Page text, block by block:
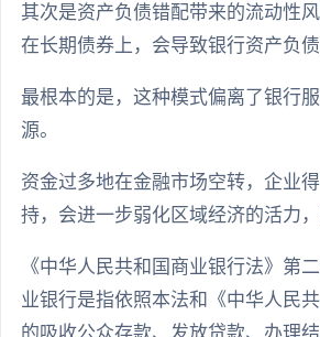
其次是资产负债错配带来的流动性
在长期债券上，会导致银行资产负债
最根本的是，这种模式偏离了银行
源。
资金过多地在金融市场空转，企业
持，会进一步弱化区域经济的活力，
《中华人民共和国商业银行法》第
业银行是指依照本法和《中华人民
的吸收公众存款、发放贷款、办理